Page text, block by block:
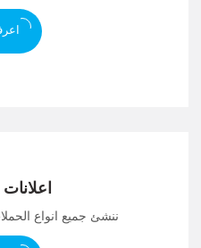
ننشئ جميع انواع